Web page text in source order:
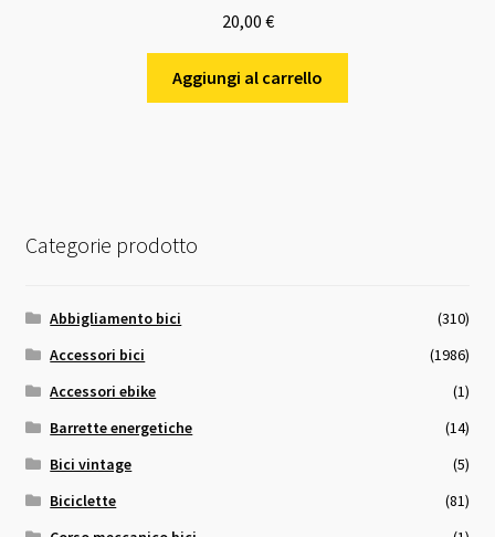
20,00 €
Aggiungi al carrello
Categorie prodotto
Abbigliamento bici
(310)
Accessori bici
(1986)
Accessori ebike
(1)
Barrette energetiche
(14)
Bici vintage
(5)
Biciclette
(81)